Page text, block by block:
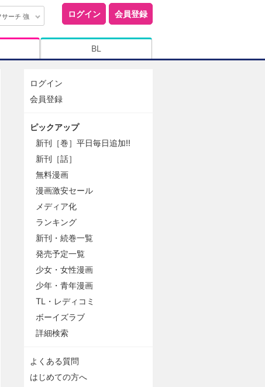
サーチ 強 ログイン 会員登録
BL
ログイン
会員登録
ピックアップ
新刊［巻］平日毎日追加!!
新刊［話］
無料漫画
漫画激安セール
メディア化
ランキング
新刊・続巻一覧
発売予定一覧
少女・女性漫画
少年・青年漫画
TL・レディコミ
ボーイズラブ
詳細検索
よくある質問
はじめての方へ